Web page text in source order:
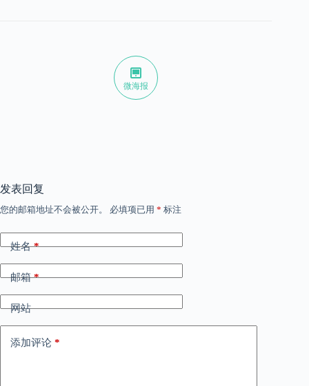
微海报
发表回复
您的邮箱地址不会被公开。 必填项已用 * 标注
姓名*
邮箱*
网站
添加评论 *